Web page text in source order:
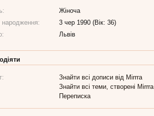
Жіноча
народження:
3 чер 1990 (Вік: 36)
Львів
Знайти всі дописи від Mirrra
Знайти всі теми, створені Mirrra
Переписка